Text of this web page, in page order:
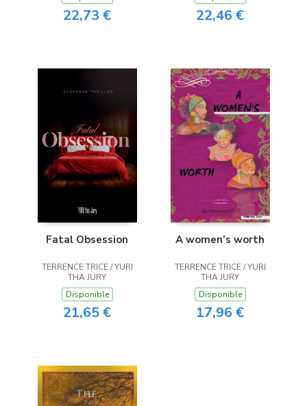
22,73 € 22,46 €
Fatal Obsession
TERRENCE TRICE / YURI
THA JURY
Disponible
21,65 €
A women’s worth
TERRENCE TRICE / YURI
THA JURY
Disponible
17,96 €